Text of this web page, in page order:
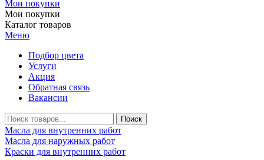
Мои покупки
Мои покупки
Каталог товаров
Меню
Подбор цвета
Услуги
Акция
Обратная связь
Вакансии
Масла для внутренних работ
Масла для наружных работ
Краски для внутренних работ